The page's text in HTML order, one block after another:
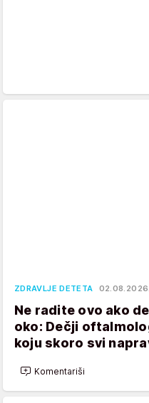
ZDRAVLJE DETETA 02.08.2026.
Ne radite ovo ako
oko: Dečji
koju skoro svi
Komentariši